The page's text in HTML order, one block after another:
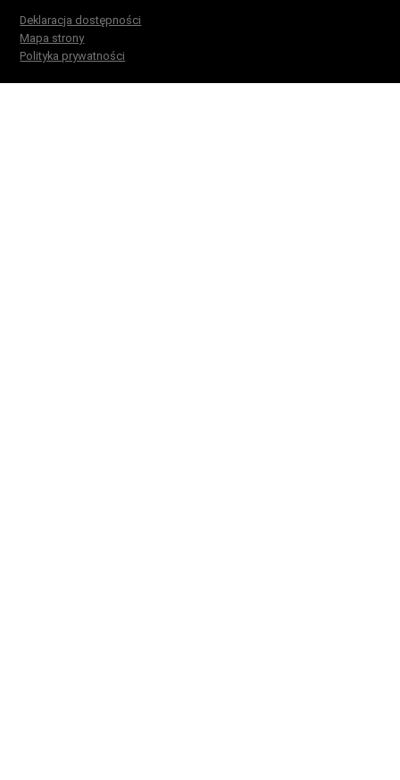
Deklaracja dostępności
Mapa strony
Polityka prywatności